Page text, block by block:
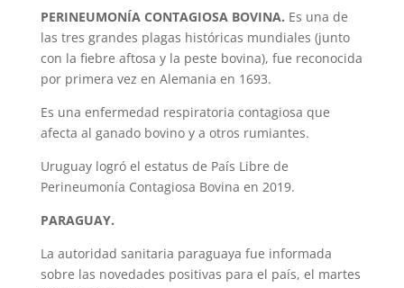
PERINEUMONÍA CONTAGIOSA BOVINA. Es una de
las tres grandes plagas históricas mundiales (junto
con la fiebre aftosa y la peste bovina), fue reconocida
por primera vez en Alemania en 1693.
Es una enfermedad respiratoria contagiosa que
afecta al ganado bovino y a otros rumiantes.
Uruguay logró el estatus de País Libre de
Perineumonía Contagiosa Bovina en 2019.
PARAGUAY.
La autoridad sanitaria paraguaya fue informada
sobre las novedades positivas para el país, el martes